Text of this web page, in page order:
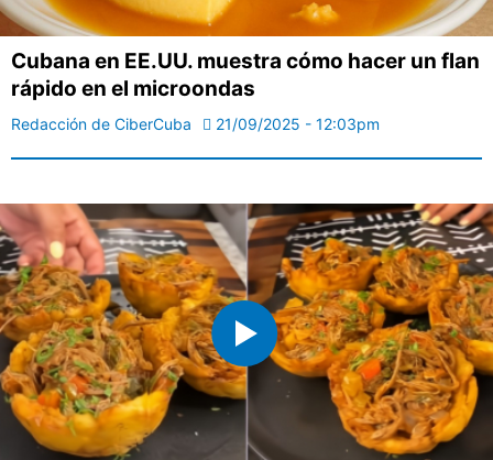
Cubana en EE.UU. muestra cómo hacer un flan
rápido en el microondas
Redacción de CiberCuba 21/09/2025 - 12:03pm